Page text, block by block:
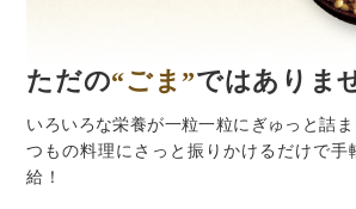
ただの“ごま”ではありま
いろいろな栄養が一粒一粒にぎゅっと詰
つもの料理にさっと振りかけるだけで手
給！